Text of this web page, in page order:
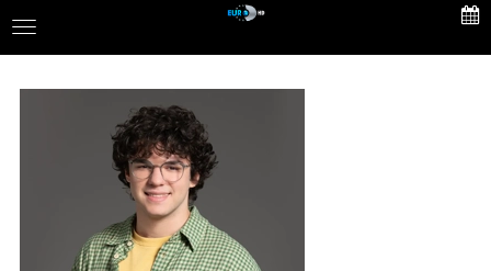
to
main
Toggle
navigation